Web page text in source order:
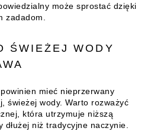
może sprostać dzięki
zadadom.
ŚWIEŻEJ WODY
mieć nieprzerwany
świeżej wody. Warto rozważyć
która utrzymuje niższą
dłużej niż tradycyjne naczynie.